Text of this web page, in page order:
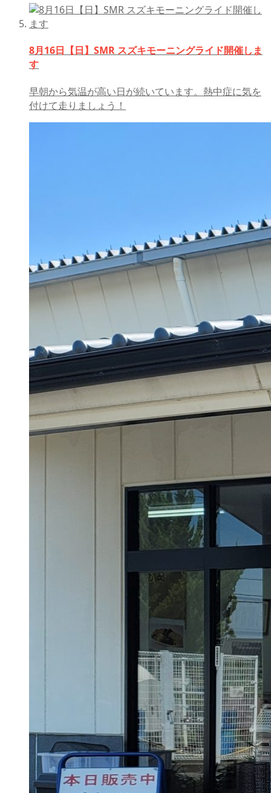
8月16日【日】SMR スズキモーニングライド開催しま
す
早朝から気温が高い日が続いています。熱中症に気を
付けて走りましょう！